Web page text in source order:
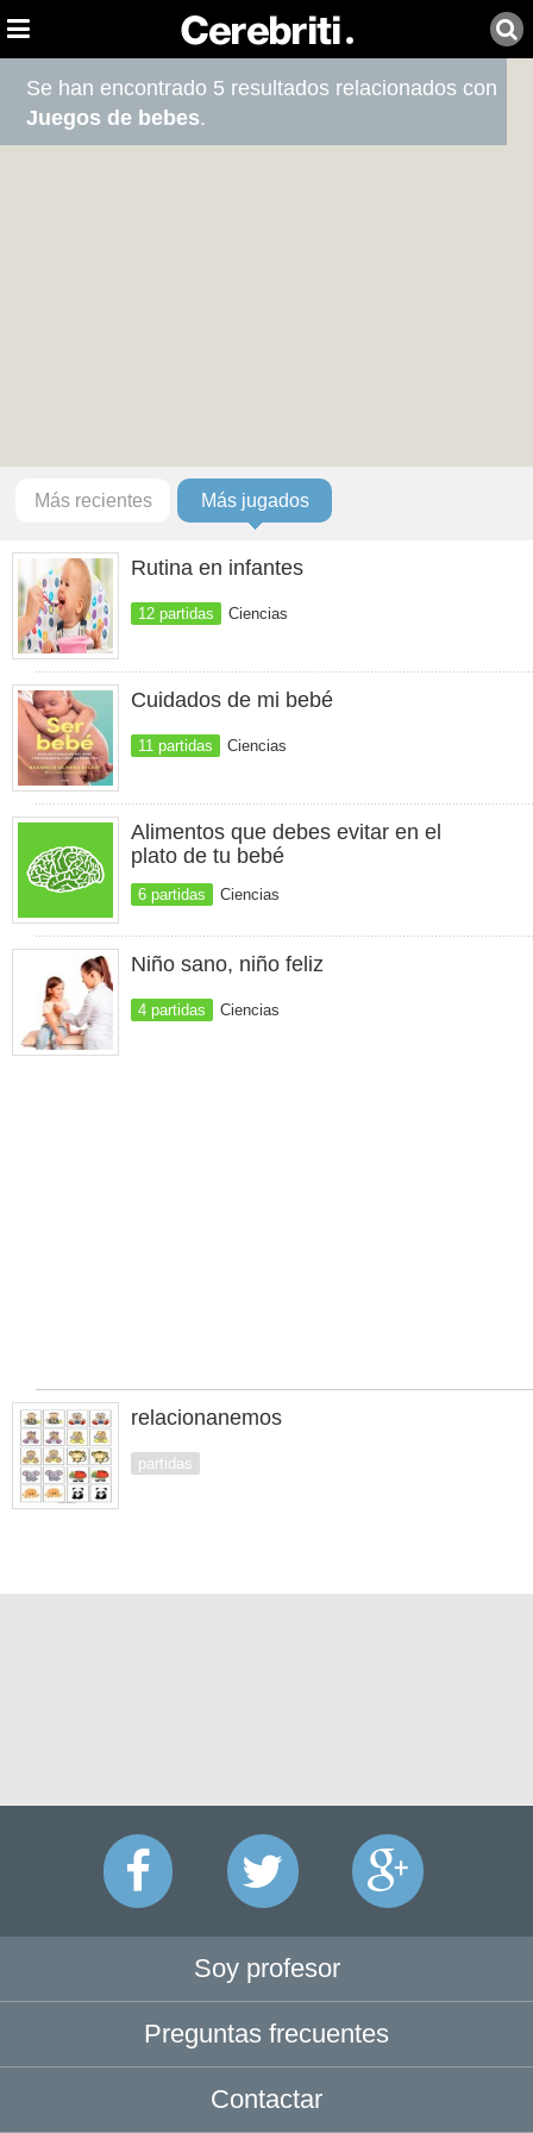
Se han encontrado 5 resultados relacionados con
Juegos de bebes.
Más recientes Más jugados
Rutina en infantes
12 partidas Ciencias
Cuidados de mi bebé
11 partidas Ciencias
Alimentos que debes evitar en el
plato de tu bebé
6 partidas Ciencias
Niño sano, niño feliz
4 partidas Ciencias
relacionanemos
partidas
Soy profesor
Preguntas frecuentes
Contactar